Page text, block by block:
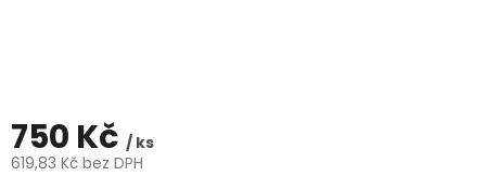
750 Kč / ks
619,83 Kč bez DPH